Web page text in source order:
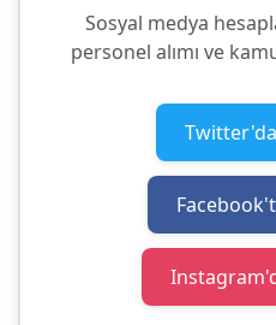
Sosyal medya
personel alımı ve